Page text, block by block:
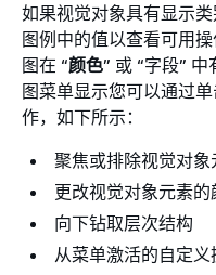
如果视觉对象具有显示
图例中的值以查看可用
图在 “颜色” 或 “字段” 中
图菜单显示您可以通过
作，如下所示：
聚焦或排除视觉对象
更改视觉对象元素的
向下钻取层次结构
从菜单激活的自定